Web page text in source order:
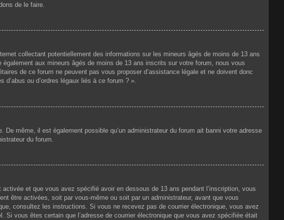
de le faire.
collectant potentiellement des informations sur les mineurs âgés de moins de 13 ans
aux mineurs âgés de moins de 13 ans inscrits sur votre forum, nous vous
de ce forum ne peuvent pas vous proposer d’assistance légale et ne doivent donc
ou d’ordres légaux liés à ce forum ? ».
même, il est également possible qu’un administrateur du forum ait banni votre adresse
du forum.
et que vous avez spécifié avoir en dessous de 13 ans pendant l’inscription, vous
être activées, soit par vous-même ou soit par un administrateur, avant que vous
consultez les instructions. Si vous ne recevez pas de courrier électronique, vous avez
vous êtes certain que l’adresse de courrier électronique que vous avez spécifiée était